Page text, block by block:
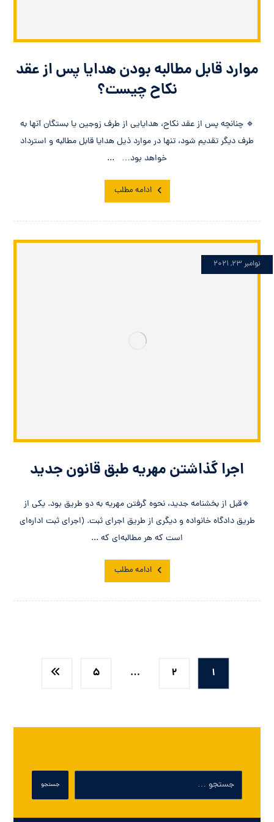
موارد قابل مطالبه بودن هدایا پس از عقد
نکاح چیست؟
🔹 چنانچه پس از عقد نکاح، هدایایى از طرف زوجین یا بستگان آنها به
طرف دیگر تقدیم شود، تنها در موارد ذیل هدایا قابل مطالبه و استرداد
خواهد بود… ...
ادامه مطلب
اجرا گذاشتن مهریه طبق قانون جدید
نوامبر 23, 2021
🔹قبل از بخشنامه جدید، نحوه گرفتن مهریه به دو طریق بود. یکی از
طریق دادگاه خانواده و دیگری از طریق اجرای ثبت. (اجرای ثبت اداره‌ای‌
است که هر مطالبه‌ای که ...
ادامه مطلب
1
2
…
5